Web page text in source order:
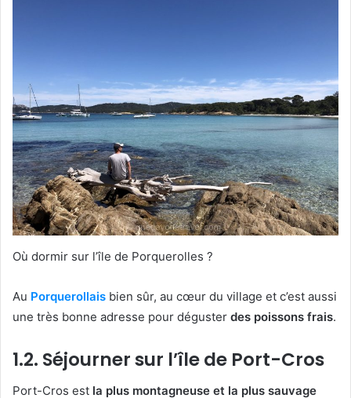
Où dormir sur l’île de Porquerolles ?
Au Porquerollais bien sûr, au cœur du village et c’est aussi
une très bonne adresse pour déguster des poissons frais.
1.2. Séjourner sur l’île de Port-Cros
Port-Cros est la plus montagneuse et la plus sauvage